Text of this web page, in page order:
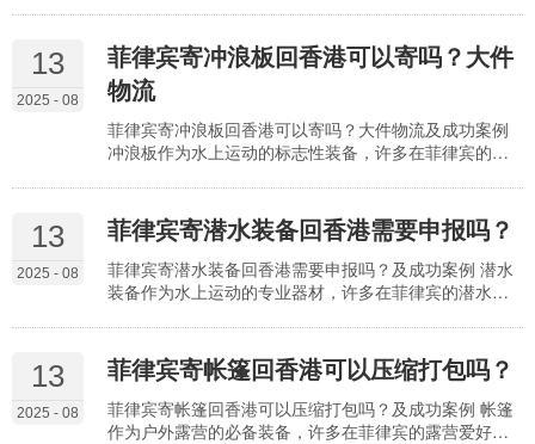
（如蕾丝、缎面、纱质）、款式复杂（含刺绣、钉珠、
多层裙摆），运输中的防皱问题成为核心 concern。实
际上，通过专业的防皱包装和特殊运输处理，可最大限
度减少褶皱，让婚纱抵达时保持完美状态。了解防皱技
面。 婚纱…
13
2025 - 08
菲律宾寄冲浪板回香港可以寄吗？大件
物流
菲律宾寄冲浪板回香港可以寄吗？大件物流及成功案例
冲浪板作为水上运动的标志性装备，许多在菲律宾的冲
但冲浪板尺寸较大（通常长 1.8-3 米，宽 0.5-0.8 米），
属于典型的大件物品，不少人担心能否顺利寄送。实际
上，通过专业的大件物流渠道，冲浪板完全可以从菲律
宾寄往香港，只要满足尺寸限制、做好包装防护并选择
合适的运输方式即可。了解大件物流的操作要点…
13
2025 - 08
菲律宾寄潜水装备回香港需要申报吗？
菲律宾寄潜水装备回香港需要申报吗？及成功案例 潜水
装备作为水上运动的专业器材，许多在菲律宾的潜水爱
这类物品是否需要申报、申报的具体要求是什么，是用
户普遍关心的问题。实际上，潜水装备属于需申报物
品，尤其是含高压容器、电池等特殊部件的装备，必须
如实申报才能顺利通关。了解申报的必要性、操作要点
及案例经验，能让潜水装备运输更合规顺畅。 潜水装备
13
2025 - 08
菲律宾寄帐篷回香港可以压缩打包吗？
菲律宾寄帐篷回香港可以压缩打包吗？及成功案例 帐篷
作为户外露营的必备装备，许多在菲律宾的露营爱好者